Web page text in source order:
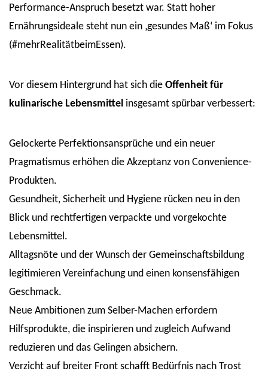
Performance-Anspruch besetzt war. Statt hoher
Ernährungsideale steht nun ein ‚gesundes Maß‘ im Fokus
(#mehrRealitätbeimEssen).
Vor diesem Hintergrund hat sich die Offenheit für
kulinarische Lebensmittel insgesamt spürbar verbessert:
Gelockerte Perfektionsansprüche und ein neuer
Pragmatismus erhöhen die Akzeptanz von Convenience-
Produkten.
Gesundheit, Sicherheit und Hygiene rücken neu in den
Blick und rechtfertigen verpackte und vorgekochte
Lebensmittel.
Alltagsnöte und der Wunsch der Gemeinschaftsbildung
legitimieren Vereinfachung und einen konsensfähigen
Geschmack.
Neue Ambitionen zum Selber-Machen erfordern
Hilfsprodukte, die inspirieren und zugleich Aufwand
reduzieren und das Gelingen absichern.
Verzicht auf breiter Front schafft Bedürfnis nach Trost